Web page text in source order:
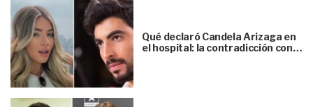
Qué declaró Candela Arizaga en
el hospital: la contradicción con…